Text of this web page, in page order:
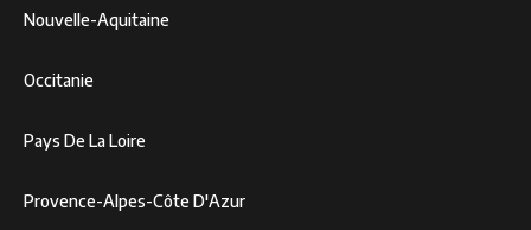
Nouvelle-Aquitaine
Occitanie
Pays De La Loire
Provence-Alpes-Côte D'Azur